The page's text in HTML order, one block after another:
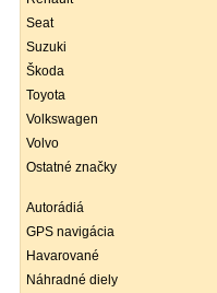
Seat
Suzuki
Škoda
Toyota
Volkswagen
Volvo
Ostatné značky
Autorádiá
GPS navigácia
Havarované
Náhradné diely